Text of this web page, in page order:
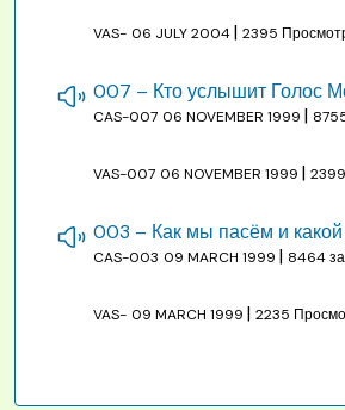
VAS- 06 JULY 2004| 2395
007 – Кто услышит Голос
CAS-007 06 NOVEMBER 1999 |
VAS-007 06 NOVEMBER 1999 |
003 – Как мы пасём и какой
CAS-003 09 MARCH 1999 | 8464
VAS- 09 MARCH 1999 | 2235